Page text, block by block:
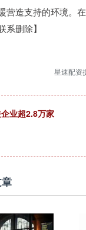
造支持的环境。
删除】
星速配资
业超2.8万家